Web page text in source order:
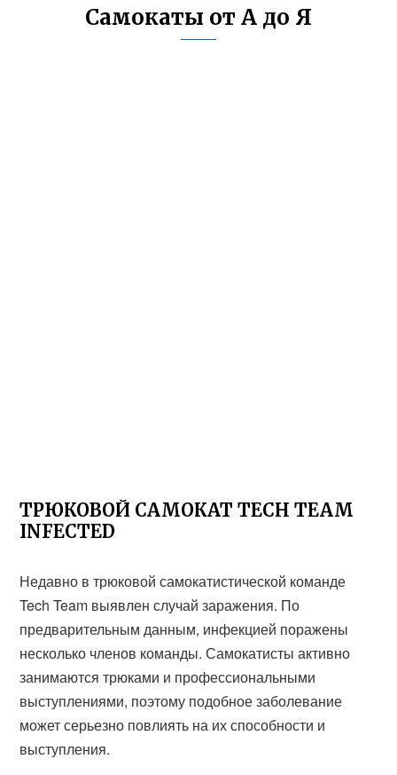
Самокаты от А до Я
ТРЮКОВОЙ САМОКАТ TECH TEAM
INFECTED
Недавно в трюковой самокатистической команде
Tech Team выявлен случай заражения. По
предварительным данным, инфекцией поражены
несколько членов команды. Самокатисты активно
занимаются трюками и профессиональными
выступлениями, поэтому подобное заболевание
может серьезно повлиять на их способности и
выступления.